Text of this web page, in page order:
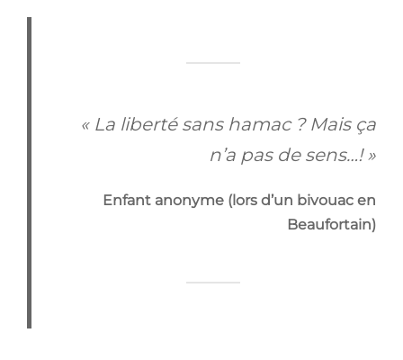
« La liberté sans hamac ? Mais ça
n’a pas de sens…! »
Enfant anonyme (lors d’un bivouac en
Beaufortain)